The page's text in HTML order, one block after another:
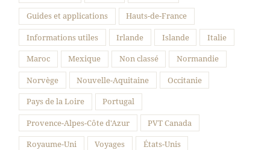
Guides et applications Hauts-de-France
Informations utiles Irlande Islande Italie
Maroc Mexique Non classé Normandie
Norvège Nouvelle-Aquitaine Occitanie
Pays de la Loire Portugal
Provence-Alpes-Côte d'Azur PVT Canada
Royaume-Uni Voyages États-Unis